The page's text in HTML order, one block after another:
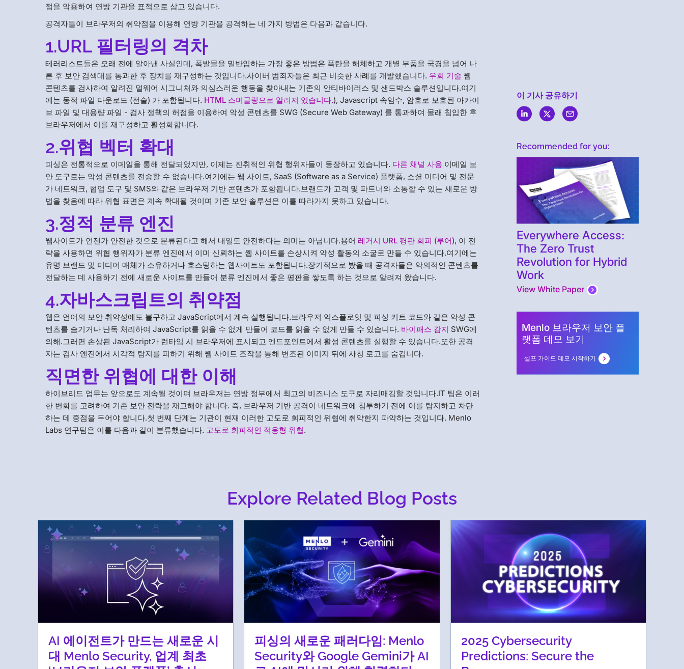
점을 악용하여 연방 기관을 표적으로 삼고 있습니다.
공격자들이 브라우저의 취약점을 이용해 연방 기관을 공격하는 네 가지 방법은 다음과 같습니다.
1.URL 필터링의 격차
테러리스트들은 오래 전에 알아낸 사실인데, 폭발물을 밀반입하는 가장 좋은 방법은 폭탄을 해체하고 개별 부품을 국경을 넘어 나
른 후 보안 검색대를 통과한 후 장치를 재구성하는 것입니다.사이버 범죄자들은 최근 비슷한 사례를 개발했습니다. 우회 기술 웹
콘텐츠를 검사하여 알려진 멀웨어 시그니처와 의심스러운 행동을 찾아내는 기존의 안티바이러스 및 샌드박스 솔루션입니다.여기
에는 동적 파일 다운로드 (전술) 가 포함됩니다. HTML 스머글링으로 알려져 있습니다.), Javascript 속임수, 암호로 보호된 아카이
브 파일 및 대용량 파일 - 검사 정책의 허점을 이용하여 악성 콘텐츠를 SWG (Secure Web Gateway) 를 통과하여 몰래 침입한 후
브라우저에서 이를 재구성하고 활성화합니다.
2.위협 벡터 확대
피싱은 전통적으로 이메일을 통해 전달되었지만, 이제는 진취적인 위협 행위자들이 등장하고 있습니다. 다른 채널 사용 이메일 보
안 도구로는 악성 콘텐츠를 전송할 수 없습니다.여기에는 웹 사이트, SaaS (Software as a Service) 플랫폼, 소셜 미디어 및 전문
가 네트워크, 협업 도구 및 SMS와 같은 브라우저 기반 콘텐츠가 포함됩니다.브랜드가 고객 및 파트너와 소통할 수 있는 새로운 방
법을 찾음에 따라 위협 표면은 계속 확대될 것이며 기존 보안 솔루션은 이를 따라가지 못하고 있습니다.
3.정적 분류 엔진
웹사이트가 언젠가 안전한 것으로 분류된다고 해서 내일도 안전하다는 의미는 아닙니다.용어레거시 URL 평판 회피 (루어), 이 전
략을 사용하면 위협 행위자가 분류 엔진에서 이미 신뢰하는 웹 사이트를 손상시켜 악성 활동의 소굴로 만들 수 있습니다.여기에는
유명 브랜드 및 미디어 매체가 소유하거나 호스팅하는 웹사이트도 포함됩니다.장기적으로 봤을 때 공격자들은 악의적인 콘텐츠를
전달하는 데 사용하기 전에 새로운 사이트를 만들어 분류 엔진에서 좋은 평판을 쌓도록 하는 것으로 알려져 왔습니다.
4.자바스크립트의 취약점
웹은 언어의 보안 취약성에도 불구하고 JavaScript에서 계속 실행됩니다.브라우저 익스플로잇 및 피싱 키트 코드와 같은 악성 콘
텐츠를 숨기거나 난독 처리하여 JavaScript를 읽을 수 없게 만들어 코드를 읽을 수 없게 만들 수 있습니다. 바이패스 감지 SWG에
의해.그러면 손상된 JavaScript가 런타임 시 브라우저에 표시되고 엔드포인트에서 활성 콘텐츠를 실행할 수 있습니다.또한 공격
자는 검사 엔진에서 시각적 탐지를 피하기 위해 웹 사이트 조작을 통해 변조된 이미지 뒤에 사칭 로고를 숨깁니다.
직면한 위협에 대한 이해
하이브리드 업무는 앞으로도 계속될 것이며 브라우저는 연방 정부에서 최고의 비즈니스 도구로 자리매김할 것입니다.IT 팀은 이러
한 변화를 고려하여 기존 보안 전략을 재고해야 합니다. 즉, 브라우저 기반 공격이 네트워크에 침투하기 전에 이를 탐지하고 차단
하는 데 중점을 두어야 합니다.첫 번째 단계는 기관이 현재 이러한 고도로 회피적인 위협에 취약한지 파악하는 것입니다. Menlo
Labs 연구팀은 이를 다음과 같이 분류했습니다. 고도로 회피적인 적응형 위협.
이 기사 공유하기
Recommended for you:
Everywhere Access:
The Zero Trust
Revolution for Hybrid
Work
View White Paper
Menlo 브라우저 보안 플
랫폼 데모 보기
셀프 가이드 데모 시작하기
Explore Related Blog Posts
AI 에이전트가 만드는 새로운 시
대 Menlo Security, 업계 최초
피싱의 새로운 패러다임: Menlo
Security와 Google Gemini가 AI
2025 Cybersecurity
Predictions: Secure the